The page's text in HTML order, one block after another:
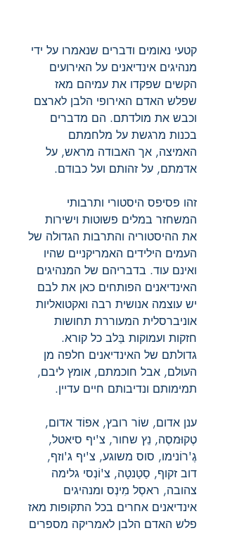
קטעי נאומים ודברים שנאמרו על ידי
מנהיגים אינדיאנים על האירועים
הקשים שפקדו את עמיהם מאז
שפלש האדם האירופי הלבן לארצם
וכבש את מולדתם. הם מדברים
בכנות מרגשת על מלחמתם
האמיצה, אך האבודה מראש, על
אדמתם, על זהותם ועל כבודם.
זהו פסיפס היסטורי ותרבותי
המשחזר במלים פשוטות וישירות
את ההיסטוריה והתרבות הגדולה של
העמים הילידים האמריקניים שהיו
ואינם עוד. בדבריהם של המנהיגים
האינדיאנים הפותחים כאן את לבם
יש עוצמה אנושית רבה ואקטואליות
אוניברסלית המעוררת תחושות
חזקות ועמוקות בַּלב כל קורא.
גדולתם של האינדיאנים חלפה מן
העולם, אבל חוכמתם, אומץ ליבם,
תמימותם ונדיבותם חיים עדיין.
ענן אדום, שוֹר רובץ, אפוֹד אדום,
טֶקוּמסֶה, נֵץ שחור, צ'יף סיאטל,
גֶ'רוֹנימו, סוס משוגע, צ'יף ג'וזף,
דוב זקוף, סַטַנטָה, צ'וֹנְסי גלימה
צהובה, ראסְל מִינְס ומנהיגים
אינדיאנים אחרים בכל התקופות מאז
פלש האדם הלבן לאמריקה מספרים